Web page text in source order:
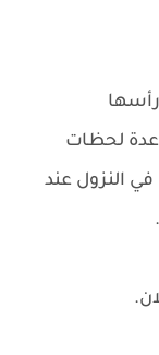
عدة لحظات
النزول عند